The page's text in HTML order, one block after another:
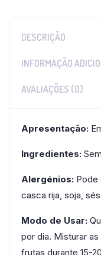
DESCRIÇÃO
INFORMAÇÃO
AVALIAÇÕES (0)
Apresentação:
Ingredientes:
Alergénios: Pode
casca rija, soja,
Modo de Usar:
por dia. Misturar
frutas durante 15-